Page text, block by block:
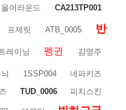
올어라운드 CA213TP001
프제릿 ATB_0005
반
레이닝 펭귄 김영주
1SSP004
네파키즈
TUD_0006 피치스킨